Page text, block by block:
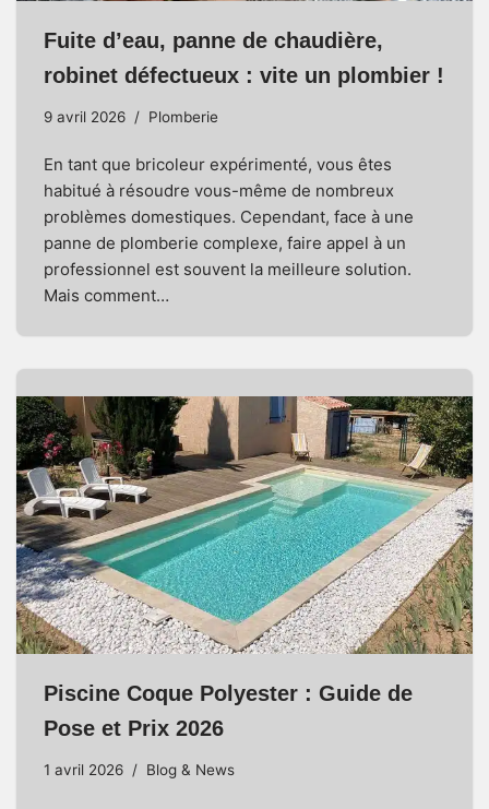
Fuite d’eau, panne de chaudière,
robinet défectueux : vite un plombier !
9 avril 2026 Plomberie
En tant que bricoleur expérimenté, vous êtes
habitué à résoudre vous-même de nombreux
problèmes domestiques. Cependant, face à une
panne de plomberie complexe, faire appel à un
professionnel est souvent la meilleure solution.
Mais comment…
Piscine Coque Polyester : Guide de
Pose et Prix 2026
1 avril 2026 Blog & News